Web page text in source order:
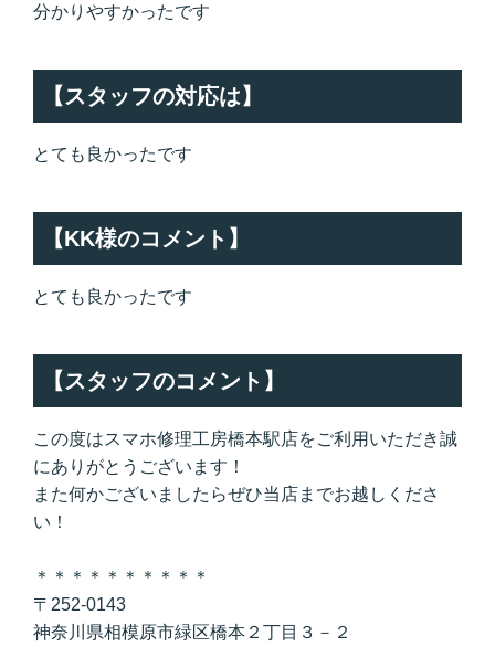
分かりやすかったです
【スタッフの対応は】
とても良かったです
【KK様のコメント】
とても良かったです
【スタッフのコメント】
この度はスマホ修理工房橋本駅店をご利用いただき誠
にありがとうございます！
また何かございましたらぜひ当店までお越しくださ
い！
＊＊＊＊＊＊＊＊＊＊
〒252-0143
神奈川県相模原市緑区橋本２丁目３－２